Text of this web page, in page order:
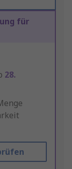
für
28.